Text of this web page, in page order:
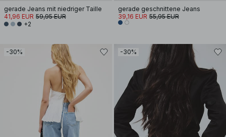
gerade Jeans mit niedriger Taille
41,96 EUR 59,95 EUR
+2
gerade geschnittene Jeans
39,16 EUR 55,95 EUR
-30% -30%